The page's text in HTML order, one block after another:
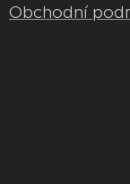
Obchodní